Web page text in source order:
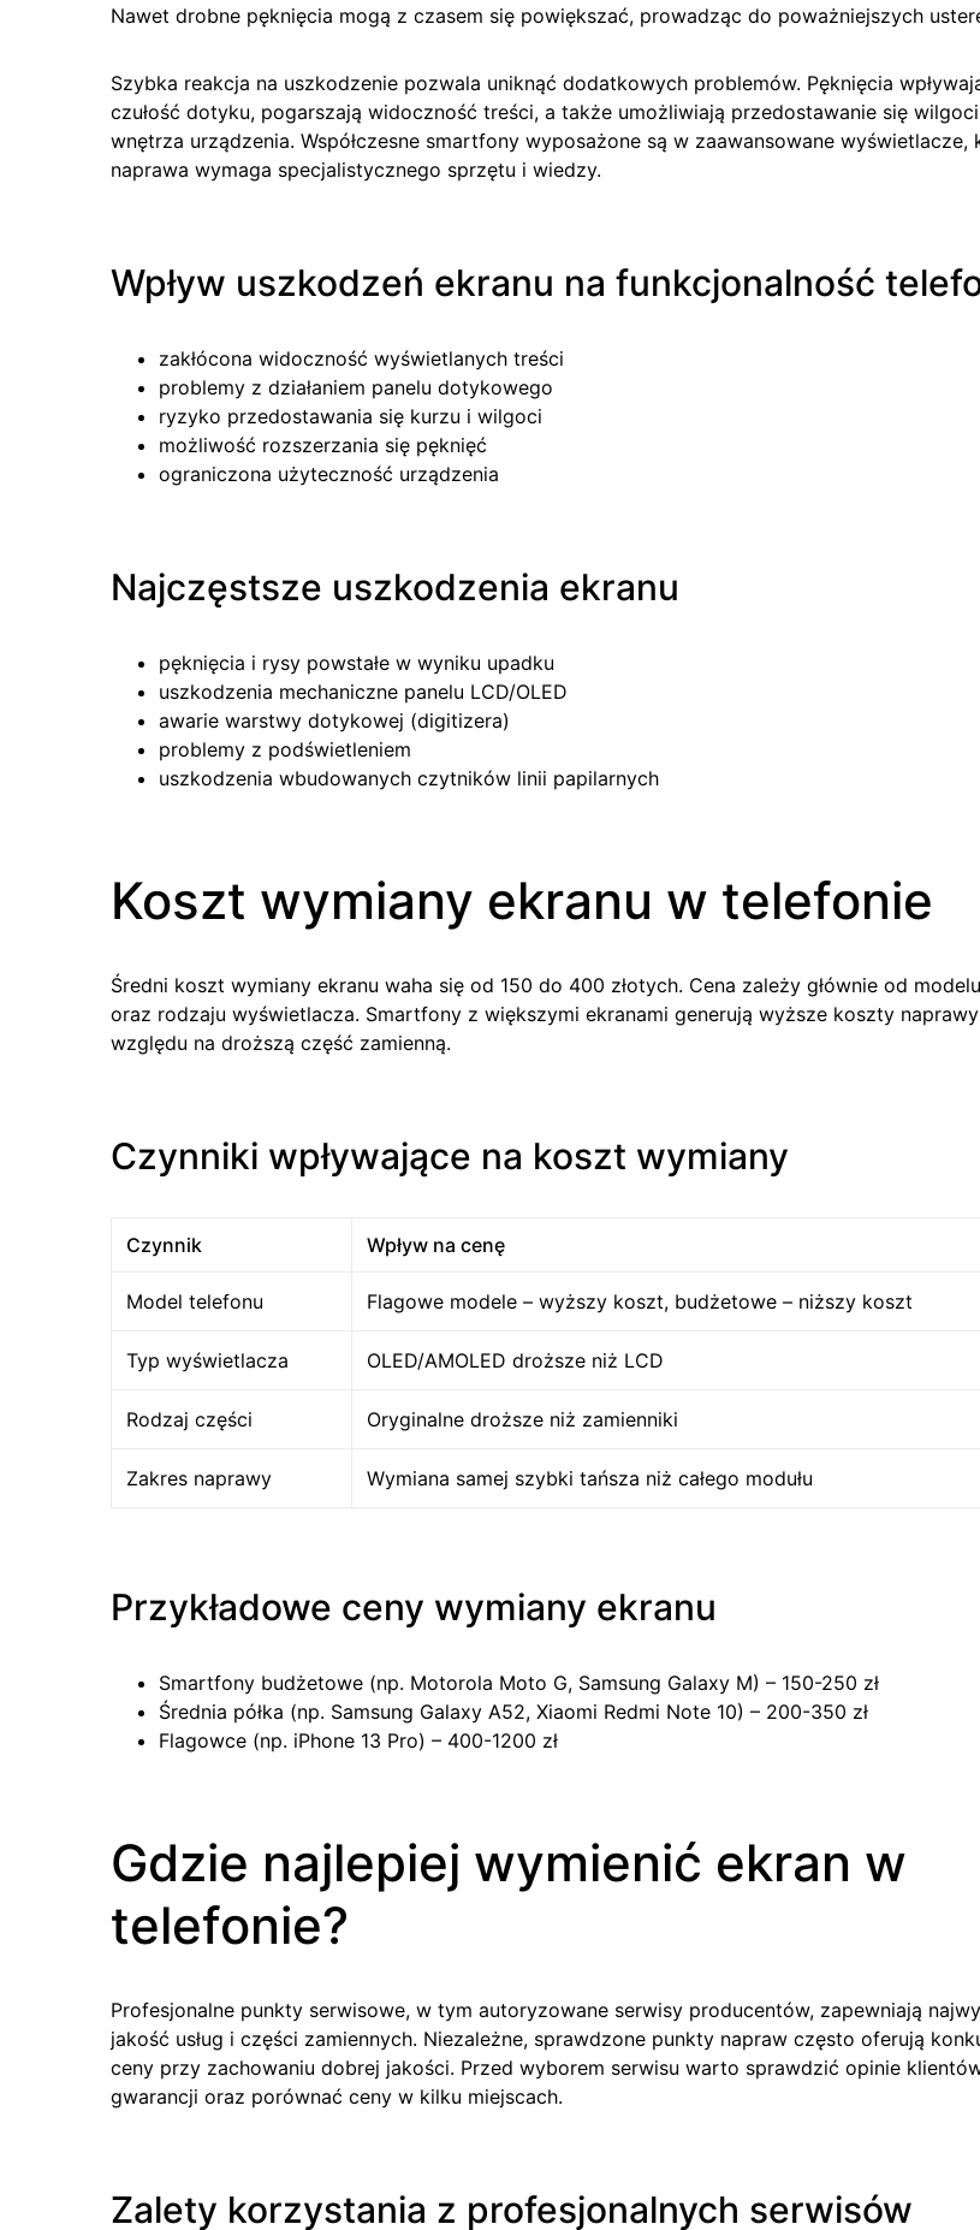
Nawet drobne pęknięcia mogą z czasem się powiększać, prowadząc do poważniejszych
Szybka reakcja na uszkodzenie pozwala uniknąć dodatkowych problemów. Pęknięcia
czułość dotyku, pogarszają widoczność treści, a także umożliwiają przedostawanie się
wnętrza urządzenia. Współczesne smartfony wyposażone są w zaawansowane wyświetlacze,
naprawa wymaga specjalistycznego sprzętu i wiedzy.
Wpływ uszkodzeń ekranu na funkcjonalność
zakłócona widoczność wyświetlanych treści
problemy z działaniem panelu dotykowego
ryzyko przedostawania się kurzu i wilgoci
możliwość rozszerzania się pęknięć
ograniczona użyteczność urządzenia
Najczęstsze uszkodzenia ekranu
pęknięcia i rysy powstałe w wyniku upadku
uszkodzenia mechaniczne panelu LCD/OLED
awarie warstwy dotykowej (digitizera)
problemy z podświetleniem
uszkodzenia wbudowanych czytników linii papilarnych
Koszt wymiany ekranu w telefonie
Średni koszt wymiany ekranu waha się od 150 do 400 złotych. Cena zależy głównie od
oraz rodzaju wyświetlacza. Smartfony z większymi ekranami generują wyższe koszty
względu na droższą część zamienną.
Czynniki wpływające na koszt wymiany
Czynnik Wpływ na cenę
Model telefonu Flagowe modele – wyższy koszt, budżetowe – niższy koszt
Typ wyświetlacza OLED/AMOLED droższe niż LCD
Rodzaj części Oryginalne droższe niż zamienniki
Zakres naprawy Wymiana samej szybki tańsza niż całego modułu
Przykładowe ceny wymiany ekranu
Smartfony budżetowe (np. Motorola Moto G, Samsung Galaxy M) – 150-250 zł
Średnia półka (np. Samsung Galaxy A52, Xiaomi Redmi Note 10) – 200-350 zł
Flagowce (np. iPhone 13 Pro) – 400-1200 zł
Gdzie najlepiej wymienić ekran w
telefonie?
Profesjonalne punkty serwisowe, w tym autoryzowane serwisy producentów, zapewniają
jakość usług i części zamiennych. Niezależne, sprawdzone punkty napraw często oferują
ceny przy zachowaniu dobrej jakości. Przed wyborem serwisu warto sprawdzić opinie
gwarancji oraz porównać ceny w kilku miejscach.
Zalety korzystania z profesjonalnych serwisów